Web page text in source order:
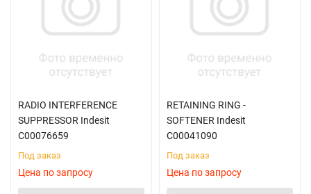
RADIO INTERFERENCE
SUPPRESSOR Indesit
C00076659
Под заказ
Цена по запросу
RETAINING RING -
SOFTENER Indesit
C00041090
Под заказ
Цена по запросу